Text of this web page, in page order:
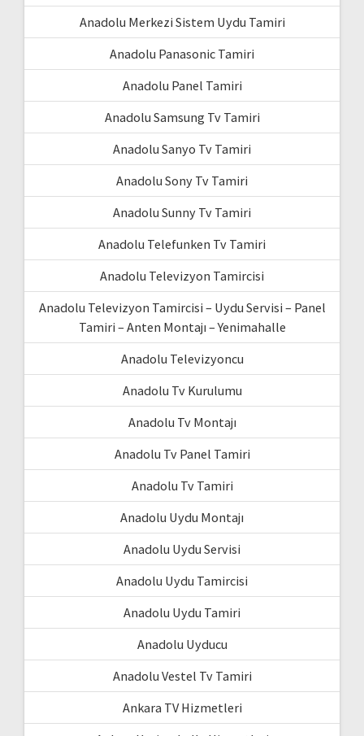
Anadolu Merkezi Sistem Uydu Tamiri
Anadolu Panasonic Tamiri
Anadolu Panel Tamiri
Anadolu Samsung Tv Tamiri
Anadolu Sanyo Tv Tamiri
Anadolu Sony Tv Tamiri
Anadolu Sunny Tv Tamiri
Anadolu Telefunken Tv Tamiri
Anadolu Televizyon Tamircisi
Anadolu Televizyon Tamircisi – Uydu Servisi – Panel
Tamiri – Anten Montajı – Yenimahalle
Anadolu Televizyoncu
Anadolu Tv Kurulumu
Anadolu Tv Montajı
Anadolu Tv Panel Tamiri
Anadolu Tv Tamiri
Anadolu Uydu Montajı
Anadolu Uydu Servisi
Anadolu Uydu Tamircisi
Anadolu Uydu Tamiri
Anadolu Uyducu
Anadolu Vestel Tv Tamiri
Ankara TV Hizmetleri